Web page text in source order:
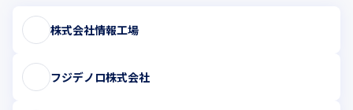
株式会社情報工場
フジデノロ株式会社